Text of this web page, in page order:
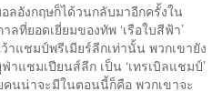
อังกฤษก็ได้วนกลับมาอีกครั้งใน
ที่ยอดเยี่ยมของทัพ ‘เรือใบสีฟ้า’
าแชมป์พรีเมียร์ลีกเท่านั้น พวกเขายัง
แชมเปียนส์ลีก เป็น ‘เทรเบิลแชมป์’
น่าจะมีในตอนนี้ก็คือ พวกเขาจะ